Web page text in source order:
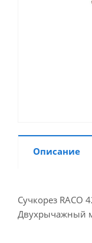
Описание
Сучкорез RACO
Двухрычажный